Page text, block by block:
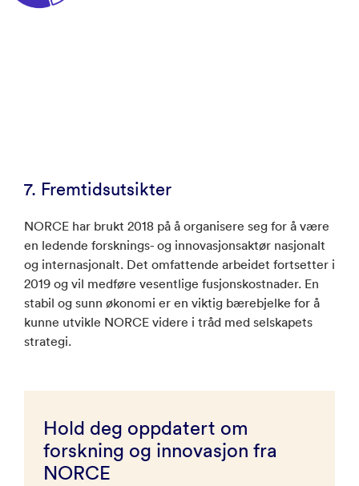
7. Fremtidsutsikter
NORCE har brukt 2018 på å organisere seg for å være
en ledende forsknings- og innovasjonsaktør nasjonalt
og internasjonalt. Det omfattende arbeidet fortsetter i
2019 og vil medføre vesentlige fusjonskostnader. En
stabil og sunn økonomi er en viktig bærebjelke for å
kunne utvikle NORCE videre i tråd med selskapets
strategi.
Hold deg oppdatert om
forskning og innovasjon fra
NORCE